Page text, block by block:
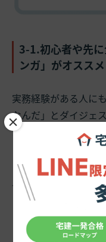
3-1.初心者や先
ンガ」がオススメ
実務経験がある人に
なんだ」とダイジェ
ストはおススメです。
これだけ！まんが宅
／マンガ／日建学院】
×